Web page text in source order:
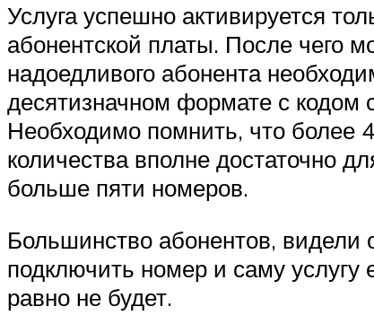
Услуга успешно активируется
абонентской платы. После чего
надоедливого абонента
десятизначном формате с кодом
Необходимо помнить, что более
количества вполне достаточно
больше пяти номеров.
Большинство абонентов, видели
подключить номер и саму
равно не будет.